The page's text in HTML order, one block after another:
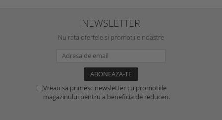
NEWSLETTER
Nu rata ofertele si promotiile noastre
Vreau sa primesc newsletter cu promotiile
magazinului pentru a beneficia de reduceri.